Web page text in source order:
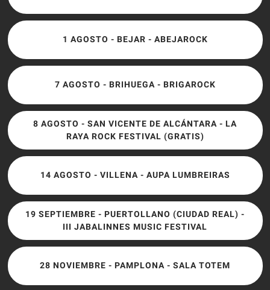
1 AGOSTO - BEJAR - ABEJAROCK
7 AGOSTO - BRIHUEGA - BRIGAROCK
8 AGOSTO - SAN VICENTE DE ALCÁNTARA - LA
RAYA ROCK FESTIVAL (GRATIS)
14 AGOSTO - VILLENA - AUPA LUMBREIRAS
19 SEPTIEMBRE - PUERTOLLANO (CIUDAD REAL) -
III JABALINNES MUSIC FESTIVAL
28 NOVIEMBRE - PAMPLONA - SALA TOTEM